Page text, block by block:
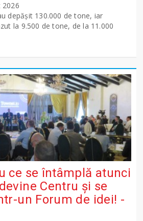
2026
depăşit 130.000 de tone, iar
la 9.500 de tone, de la 11.000
ce se întâmplă atunci
Centru și se
un Forum de idei! -